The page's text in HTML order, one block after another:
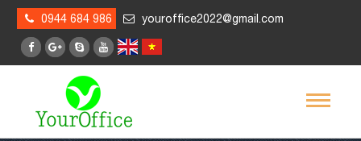
0944 684 986 youroffice2022@gmail.com